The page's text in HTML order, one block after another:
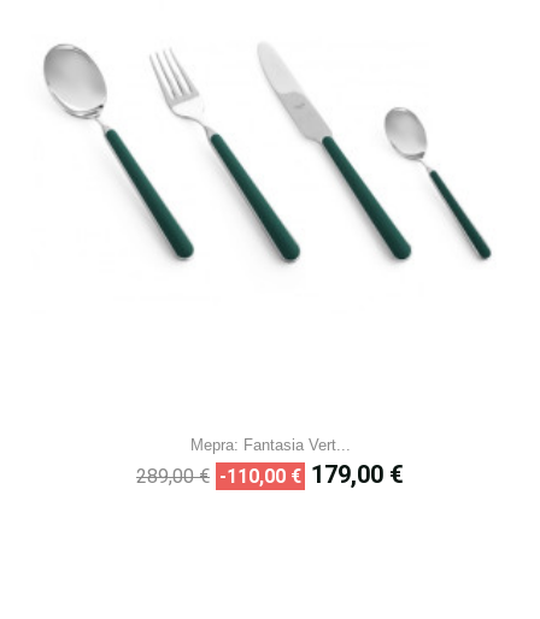
Mepra: Fantasia Vert...
Prix
289,00 € -110,00 € Prix
179,00 €